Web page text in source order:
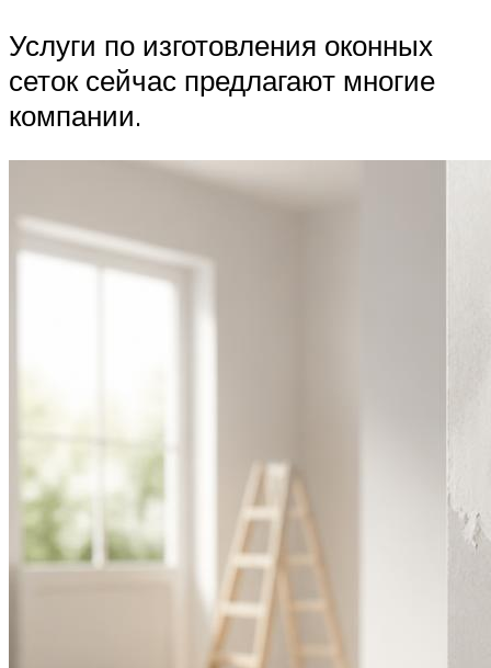
Услуги по изготовления оконных
сеток сейчас предлагают многие
компании.